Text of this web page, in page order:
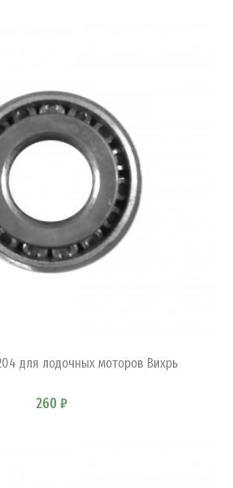
для лодочных моторов Вихрь
260 ₽